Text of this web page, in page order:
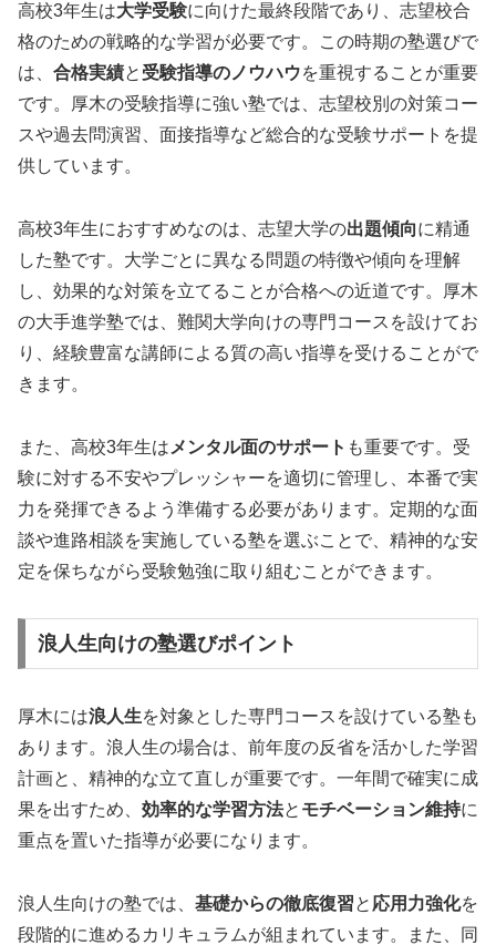
高校3年生は大学受験に向けた最終段階であり、志望校合
格のための戦略的な学習が必要です。この時期の塾選びで
は、 合格実績と 受験指導のノウハウを重視することが重要
です。厚木の受験指導に強い塾では、志望校別の対策コー
スや過去問演習、面接指導など総合的な受験サポートを提
供しています。
高校3年生におすすめなのは、志望大学の出題傾向に精通
した塾です。大学ごとに異なる問題の特徴や傾向を理解
し、効果的な対策を立てることが合格への近道です。厚木
の大手進学塾では、難関大学向けの専門コースを設けてお
り、経験豊富な講師による質の高い指導を受けることがで
きます。
また、高校3年生は メンタル面のサポート も重要です。受
験に対する不安やプレッシャーを適切に管理し、本番で実
力を発揮できるよう準備する必要があります。定期的な面
談や進路相談を実施している塾を選ぶことで、精神的な安
定を保ちながら受験勉強に取り組むことができます。
浪人生向けの塾選びポイント
厚木には浪人生を対象とした専門コースを設けている塾も
あります。浪人生の場合は、前年度の反省を活かした学習
計画と、精神的な立て直しが重要です。一年間で確実に成
果を出すため、 効率的な学習方法と モチベーション維持に
重点を置いた指導が必要になります。
浪人生向けの塾では、 基礎からの徹底復習と 応用力強化を
段階的に進めるカリキュラムが組まれています。また、同